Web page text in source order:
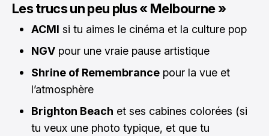
Les trucs un peu plus « Melbourne »
ACMI si tu aimes le cinéma et la culture pop
NGV pour une vraie pause artistique
Shrine of Remembrance pour la vue et
l’atmosphère
Brighton Beach et ses cabines colorées (si
tu veux une photo typique, et que tu